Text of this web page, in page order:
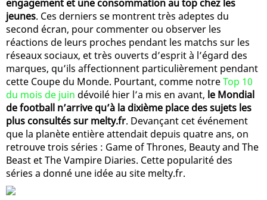
engagement et une consommation au top chez les
jeunes. Ces derniers se montrent très adeptes du
second écran, pour commenter ou observer les
réactions de leurs proches pendant les matchs sur les
réseaux sociaux, et très ouverts d’esprit à l’égard des
marques, qu’ils affectionnent particulièrement pendant
cette Coupe du Monde. Pourtant, comme notreTop 10
du mois de juin dévoilé hier l’a mis en avant, le Mondial
de football n’arrive qu’à la dixième place des sujets les
plus consultés sur melty.fr. Devançant cet événement
que la planète entière attendait depuis quatre ans, on
retrouve trois séries : Game of Thrones, Beauty and The
Beast et The Vampire Diaries. Cette popularité des
séries a donné une idée au site melty.fr.